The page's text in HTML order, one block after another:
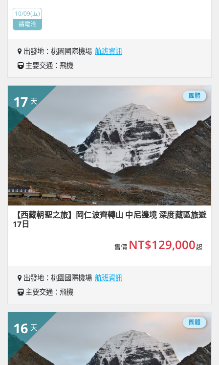
10/09(五)
請電洽
出發地：桃園國際機場 航班資訊
主要交通：飛機
17 天
團體
【西藏朝聖之旅】岡仁波齊轉山 中尼邊境 深度藏區旅遊
17日
售價 NT$129,000起
出發地：桃園國際機場 航班資訊
主要交通：飛機
16 天
團體